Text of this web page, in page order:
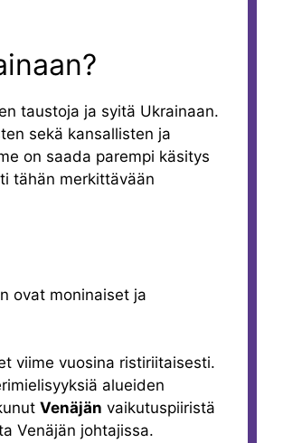
taustoja ja syitä Ukrainaan.
sekä kansallisten ja
on saada parempi käsitys
tähän merkittävään
ovat moninaiset ja
viime vuosina ristiriitaisesti.
alueiden
Venäjän vaikutuspiiristä
Venäjän johtajissa.